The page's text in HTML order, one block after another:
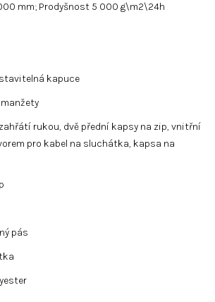
mm; Prodyšnost 5 000 g\m2\24h
kapuce
rukou, dvě přední kapsy na zip, vnitřní
pro kabel na sluchátka, kapsa na
pás